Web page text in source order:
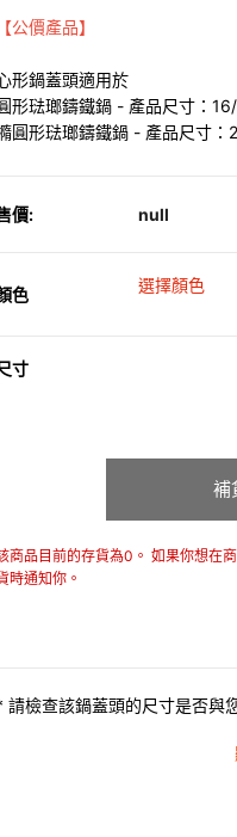
【公價產品】
形鍋蓋頭適用於
形琺瑯鑄鐵鍋 - 產品尺寸：
圓形琺瑯鑄鐵鍋 - 產品尺寸：
價: null
色 選擇顏色
寸
補
商品目前的存貨為0。 如果你想在
時通知你。
請檢查該鍋蓋頭的尺寸是否與